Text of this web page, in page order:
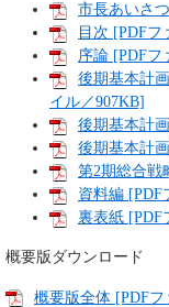
市長あいさ
目次 [PDFフ
序論 [PDFフ
後期基本計
イル／907KB]
後期基本計
後期基本計
第2期総合戦
資料編 [PDF
裏表紙 [PDF
概要版ダウンロード
概要版全体 [PDFフ